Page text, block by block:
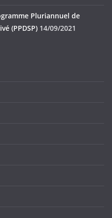
Pluriannuel de
(PPDSP) 14/09/2021